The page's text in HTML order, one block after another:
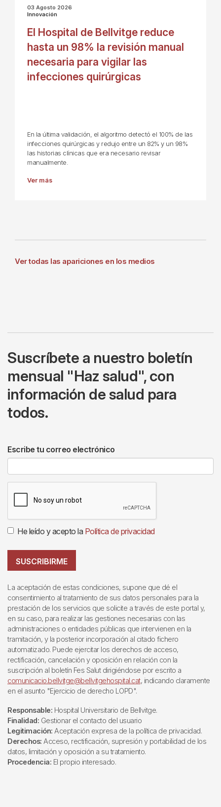
03 Agosto 2026
Innovación
El Hospital de Bellvitge reduce
hasta un 98% la revisión manual
necesaria para vigilar las
infecciones quirúrgicas
En la última validación, el algoritmo detectó el 100% de las
infecciones quirúrgicas y redujo entre un 82% y un 98%
las historias clínicas que era necesario revisar
manualmente.
Ver más
Ver todas las apariciones en los medios
Suscríbete a nuestro boletín
mensual "Haz salud", con
información de salud para
todos.
Escribe tu correo electrónico
He leído y acepto la Política de privacidad
SUSCRIBIRME
La aceptación de estas condiciones, supone que dé el
consentimiento al tratamiento de sus datos personales para la
prestación de los servicios que solicite a través de este portal y,
en su caso, para realizar las gestiones necesarias con las
administraciones o entidades públicas que intervienen en la
tramitación, y la posterior incorporación al citado fichero
automatizado. Puede ejercitar los derechos de acceso,
rectificación, cancelación y oposición en relación con la
suscripción al boletín Fes Salut dirigiéndose por escrito a
comunicacio.bellvitge@bellvitgehospital.cat, indicando claramente
en el asunto "Ejercicio de derecho LOPD".
Responsable: Hospital Universitario de Bellvitge.
Finalidad: Gestionar el contacto del usuario
Legitimación: Aceptación expresa de la política de privacidad.
Derechos: Acceso, rectificación, supresión y portabilidad de los
datos, limitación y oposición a su tratamiento.
Procedencia: El propio interesado.